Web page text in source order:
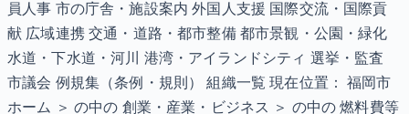
員人事 市の庁舎・施設案内 外国人支援 国際交流・国際貢
献 広域連携 交通・道路・都市整備 都市景観・公園・緑化
水道・下水道・河川 港湾・アイランドシティ 選挙・監査
市議会 例規集（条例・規則） 組織一覧 現在位置： 福岡市
ホーム ＞ の中の 創業・産業・ビジネス ＞ の中の 燃料費等